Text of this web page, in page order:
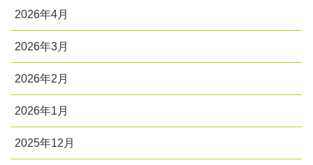
2026年4月
2026年3月
2026年2月
2026年1月
2025年12月